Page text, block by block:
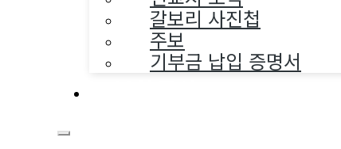
갈보리 사진첩
주보
기부금 납입 증명서